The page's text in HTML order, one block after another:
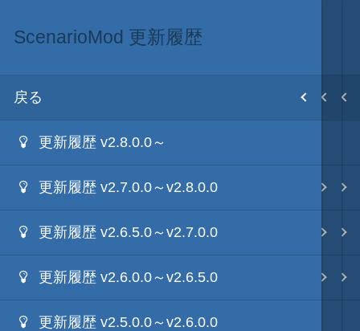
目次
初期設置
改造目録
武将データ
フルカラー画面モード
画像入替
MOD･開発環境
Modの３種類の区分
TSMod
ScenarioMod
ScenarioMod
戻る
ScenarioModキット
ScenarioMod 更新履歴
ScenarioMod 更新履歴
戻る
更新履歴 v2.8.0.0～
更新履歴 v2.7.0.0～v2.8.0.0
更新履歴 v2.6.5.0～v2.7.0.0
更新履歴 v2.6.0.0～v2.6.5.0
更新履歴 v2.5.0.0～v2.6.0.0
ScenarioModのラーニング
ScenarioModのリファレンス
効果音や画像のDLLパック化
PluginMod
城列伝・城内マップMod